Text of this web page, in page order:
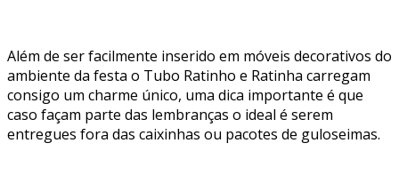
Além de ser facilmente inserido em móveis decorativos do
ambiente da festa o Tubo Ratinho e Ratinha carregam
consigo um charme único, uma dica importante é que
caso façam parte das lembranças o ideal é serem
entregues fora das caixinhas ou pacotes de guloseimas.